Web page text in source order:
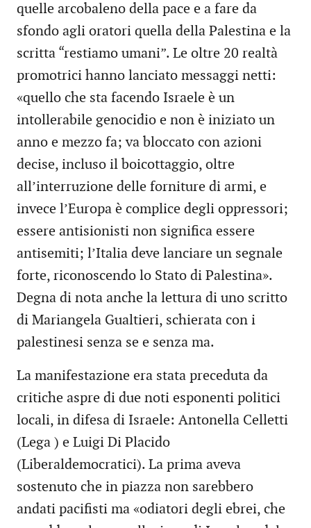
quelle arcobaleno della pace e a fare da
sfondo agli oratori quella della Palestina e la
scritta “restiamo umani”. Le oltre 20 realtà
promotrici hanno lanciato messaggi netti:
«quello che sta facendo Israele è un
intollerabile genocidio e non è iniziato un
anno e mezzo fa; va bloccato con azioni
decise, incluso il boicottaggio, oltre
all’interruzione delle forniture di armi, e
invece l’Europa è complice degli oppressori;
essere antisionisti non significa essere
antisemiti; l’Italia deve lanciare un segnale
forte, riconoscendo lo Stato di Palestina».
Degna di nota anche la lettura di uno scritto
di Mariangela Gualtieri, schierata con i
palestinesi senza se e senza ma.
La manifestazione era stata preceduta da
critiche aspre di due noti esponenti politici
locali, in difesa di Israele: Antonella Celletti
(Lega ) e Luigi Di Placido
(Liberaldemocratici). La prima aveva
sostenuto che in piazza non sarebbero
andati pacifisti ma «odiatori degli ebrei, che